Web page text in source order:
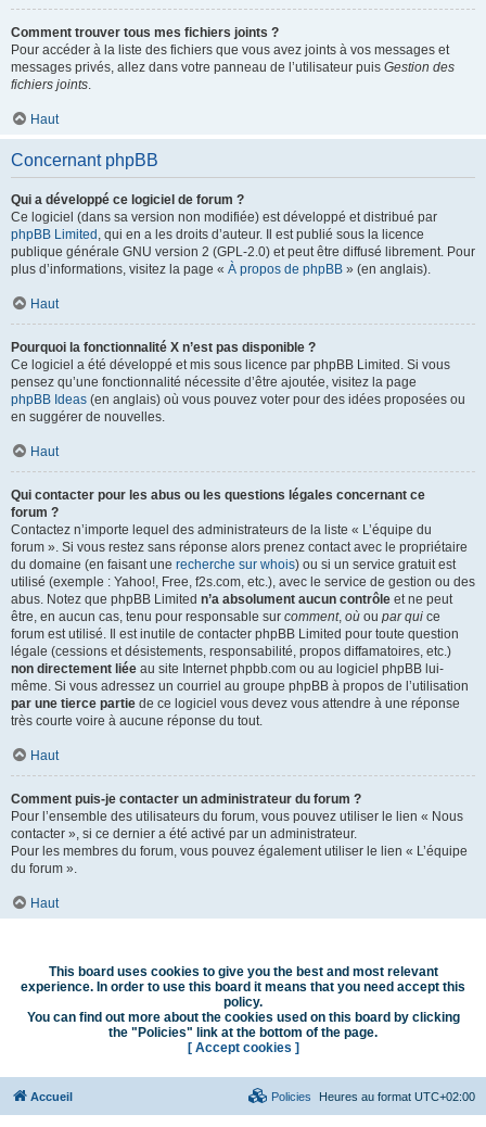
Comment trouver tous mes fichiers joints ?
Pour accéder à la liste des fichiers que vous avez joints à vos messages et
messages privés, allez dans votre panneau de l’utilisateur puis Gestion des
fichiers joints.
Haut
Concernant phpBB
Qui a développé ce logiciel de forum ?
Ce logiciel (dans sa version non modifiée) est développé et distribué par
phpBB Limited , qui en a les droits d’auteur. Il est publié sous la licence
publique générale GNU version 2 (GPL-2.0) et peut être diffusé librement. Pour
plus d’informations, visitez la page « À propos de phpBB » (en anglais).
Haut
Pourquoi la fonctionnalité X n’est pas disponible ?
Ce logiciel a été développé et mis sous licence par phpBB Limited. Si vous
pensez qu’une fonctionnalité nécessite d’être ajoutée, visitez la page
phpBB Ideas (en anglais) où vous pouvez voter pour des idées proposées ou
en suggérer de nouvelles.
Haut
Qui contacter pour les abus ou les questions légales concernant ce
forum ?
Contactez n’importe lequel des administrateurs de la liste « L’équipe du
forum ». Si vous restez sans réponse alors prenez contact avec le propriétaire
du domaine (en faisant une recherche sur whois) ou si un service gratuit est
utilisé (exemple : Yahoo!, Free, f2s.com, etc.), avec le service de gestion ou des
abus. Notez que phpBB Limited n’a absolument aucun contrôle et ne peut
être, en aucun cas, tenu pour responsable sur comment, où ou par qui ce
forum est utilisé. Il est inutile de contacter phpBB Limited pour toute question
légale (cessions et désistements, responsabilité, propos diffamatoires, etc.)
non directement liée au site Internet phpbb.com ou au logiciel phpBB lui-
même. Si vous adressez un courriel au groupe phpBB à propos de l’utilisation
par une tierce partie de ce logiciel vous devez vous attendre à une réponse
très courte voire à aucune réponse du tout.
Haut
Comment puis-je contacter un administrateur du forum ?
Pour l’ensemble des utilisateurs du forum, vous pouvez utiliser le lien « Nous
contacter », si ce dernier a été activé par un administrateur.
Pour les membres du forum, vous pouvez également utiliser le lien « L’équipe
du forum ».
Haut
This board uses cookies to give you the best and most relevant
experience. In order to use this board it means that you need accept this
policy.
You can find out more about the cookies used on this board by clicking
the "Policies" link at the bottom of the page.
[ Accept cookies ]
Accueil Heures au format UTC+02:00
Policies